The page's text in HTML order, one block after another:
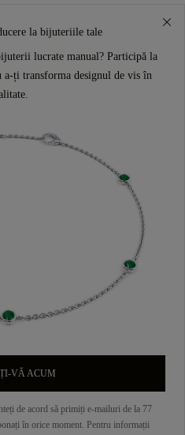
la bijuteriile tale
lucrate manual? Participă la
a-ți transforma designul de vis în
VĂ ACUM
de acord să primiți e-mailuri de la 77
în orice moment. Pentru informații